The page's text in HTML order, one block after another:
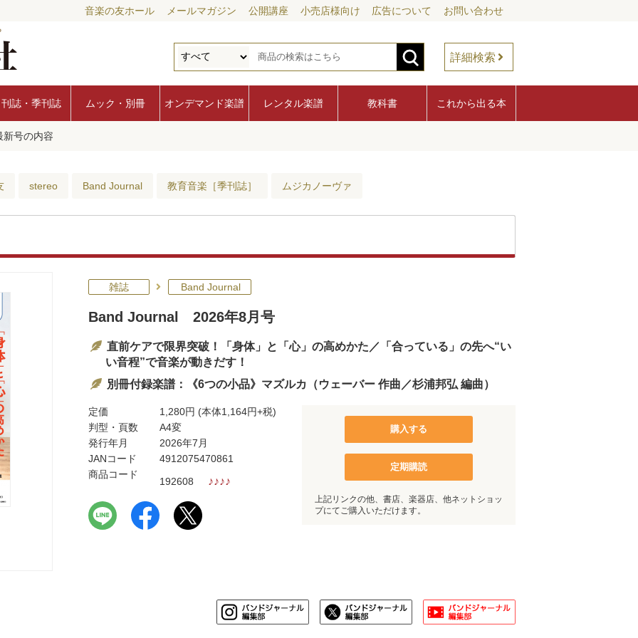
音楽の友ホール メールマガジン 公開講座 小売店様向け 広告について お問い合わせ
詳細検索
誌・季刊誌 ムック・別冊 オンデマンド楽譜 レンタル楽譜 教科書 これから出る本
号の内容
stereo Band Journal 教育音楽［季刊誌］ ムジカノーヴァ
雑誌 Band Journal
Band Journal 2026年8月号
直前ケアで限界突破！「身体」と「心」の高めかた／「合っている」の先へ“い
い音程”で音楽が動きだす！
別冊付録楽譜：《6つの小品》マズルカ（ウェーバー 作曲／杉浦邦弘 編曲）
定価 1,280円 (本体1,164円+税)
判型・頁数
A4変
発行年月
2026年7月
JANコード
4912075470861
商品コード
192608 ♪♪♪♪
購入する
定期購読
上記リンクの他、書店、楽器店、他ネットショッ
プにてご購入いただけます。